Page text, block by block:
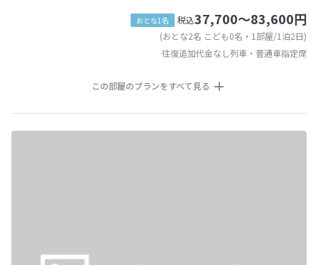
おとな1名 税込37,700～83,600円
(おとな2名 こども0名・1部屋/1泊2日)
往復追加代金なし列車・普通車指定席
この部屋のプランをすべて見る